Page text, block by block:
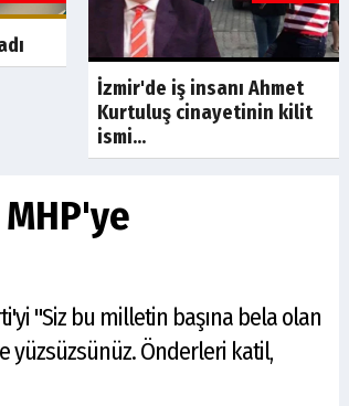
İzmir'de iş insanı Ahmet
Kurtuluş cinayetinin kilit
ismi...
"Siz bu milletin başına bela olan
yüzsüzsünüz. Önderleri katil,